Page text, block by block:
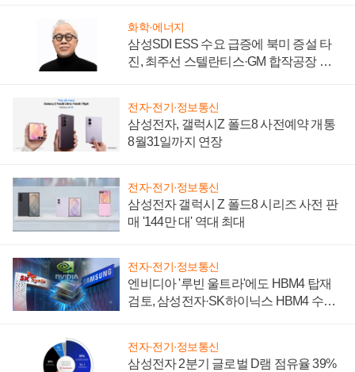
화학·에너지
삼성SDI ESS 수요 급증에 북미 증설 타
진, 최주선 스텔란티스·GM 합작공장 건
전자·전기·정보통신
삼성전자, 갤럭시Z 폴드8 사전예약 개통
8월31일까지 연장
전자·전기·정보통신
삼성전자 갤럭시 Z 폴드8 시리즈 사전 판
매 '144만 대' 역대 최대
전자·전기·정보통신
엔비디아 '루빈 울트라'에도 HBM4 탑재
검토, 삼성전자·SK하이닉스 HBM4 수율
전자·전기·정보통신
삼성전자 2분기 글로벌 D램 점유율 39%